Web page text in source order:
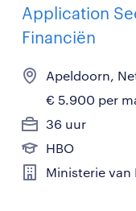
Application
Financiën
Apeldoorn,
€ 5.900 per
36 uur
HBO
Ministerie van